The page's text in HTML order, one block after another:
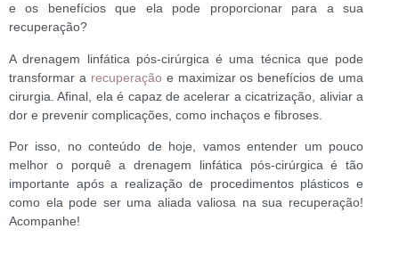
e os benefícios que ela pode proporcionar para a sua
recuperação?
A drenagem linfática pós-cirúrgica é uma técnica que pode
transformar a recuperação e maximizar os benefícios de uma
cirurgia. Afinal, ela é capaz de acelerar a cicatrização, aliviar a
dor e prevenir complicações, como inchaços e fibroses.
Por isso, no conteúdo de hoje, vamos entender um pouco
melhor o porquê a drenagem linfática pós-cirúrgica é tão
importante após a realização de procedimentos plásticos e
como ela pode ser uma aliada valiosa na sua recuperação!
Acompanhe!